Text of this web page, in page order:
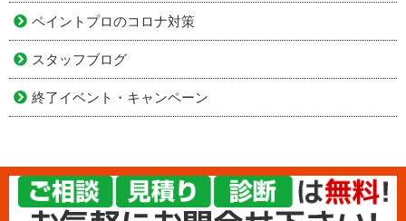
ペイントプロのコロナ対策
スタッフブログ
終了イベント・キャンペーン